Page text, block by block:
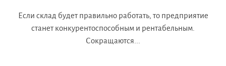
Если склад будет правильно работать, то предприятие
станет конкурентоспособным и рентабельным.
Сокращаются...